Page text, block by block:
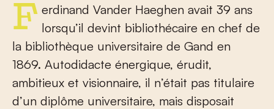
Ferdinand Vander Haeghen avait 39 ans lorsqu’il devint bibliothécaire en chef de
la bibliothèque universitaire de Gand en
1869. Autodidacte énergique, érudit,
ambitieux et visionnaire, il n’était pas titulaire
d’un diplôme universitaire, mais disposait